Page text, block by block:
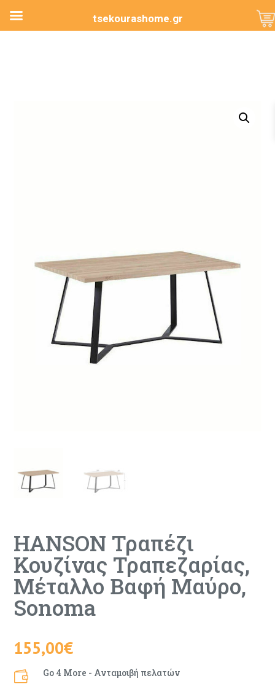
HANSON Τραπέζι
Κουζίνας Τραπεζαρίας,
Μέταλλο Βαφή Μαύρο,
Sonoma
155,00€
 Go 4 More - Ανταμοιβή πελατών
tsekourashome.gr